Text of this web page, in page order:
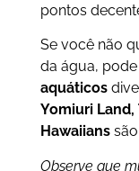
pontos
Se você não
da água,
aquáticos
Yomiuri Land,
Hawaiianssão
Observe que